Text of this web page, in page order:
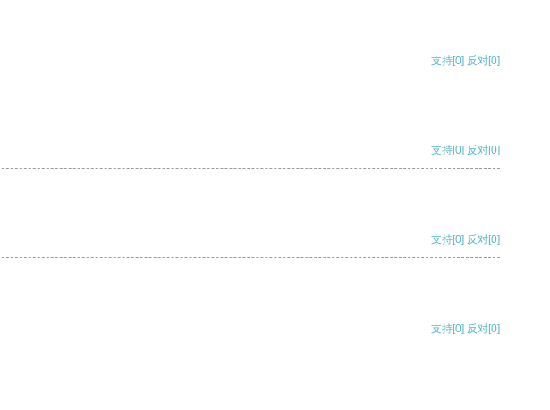
支持[0] 反对[0]
支持[0] 反对[0]
支持[0] 反对[0]
支持[0] 反对[0]